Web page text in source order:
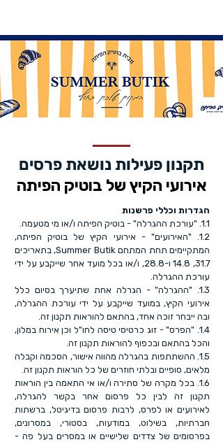
תקנון פעילות נושאת פרסים
אירועי הקיץ של בוטיק הפיתה
הגדרות וכללי פרשנות
1.1. "עורכת ההגרלה" - בוטיק הפיתה ו/או מי מטעמה.
1.2. "האירועים" - אירועי הקיץ של בוטיק הפיתה,
המתקיימים תחת המתחם Summer Butik, בתאריכים
31.7, 14.8 ו-28.8, ו/או בכל מועד אחר שייקבע על ידי
עורכת ההגרלה.
1.3. "ההגרלה" - הגרלה אחת שתיערך בסיום כלל
אירועי הקיץ, במועד שייקבע על ידי עורכת ההגרלה,
ובה ייבחר זוכה אחד, בהתאם להוראות תקנון זה.
1.4. "הפרס" - זוג כרטיסי טיסה לחו"ל וכן אירוח במלון,
והכל בהתאם ובכפוף להוראות תקנון זה.
1.5. ההשתתפות בהגרלה מהווה אישור, הסכמה וקבלה
מלאים, סופיים ובלתי חוזרים של כל הוראות תקנון זה.
1.6. בכל מקרה של סתירה ו/או אי התאמה בין הוראות
תקנון זה לבין כל פרסום אחר בקשר להגרלה,
לאירועים או לפרס, לרבות פרסום בדיגיטל, ברשתות
חברתיות, בשילוט, במודעות, בסטורי, במסרונים,
בפרסומים של צדדים שלישיים או במסרים בעל פה -